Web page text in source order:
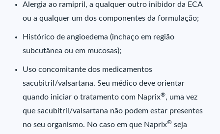
Alergia ao ramipril, a qualquer outro inibidor da ECA
ou a qualquer um dos componentes da formulação;
Histórico de angioedema (inchaço em região
subcutânea ou em mucosas);
Uso concomitante dos medicamentos
sacubitril/valsartana. Seu médico deve orientar
quando iniciar o tratamento com Naprix®, uma vez
que sacubitril/valsartana não podem estar presentes
no seu organismo. No caso em que Naprix® seja